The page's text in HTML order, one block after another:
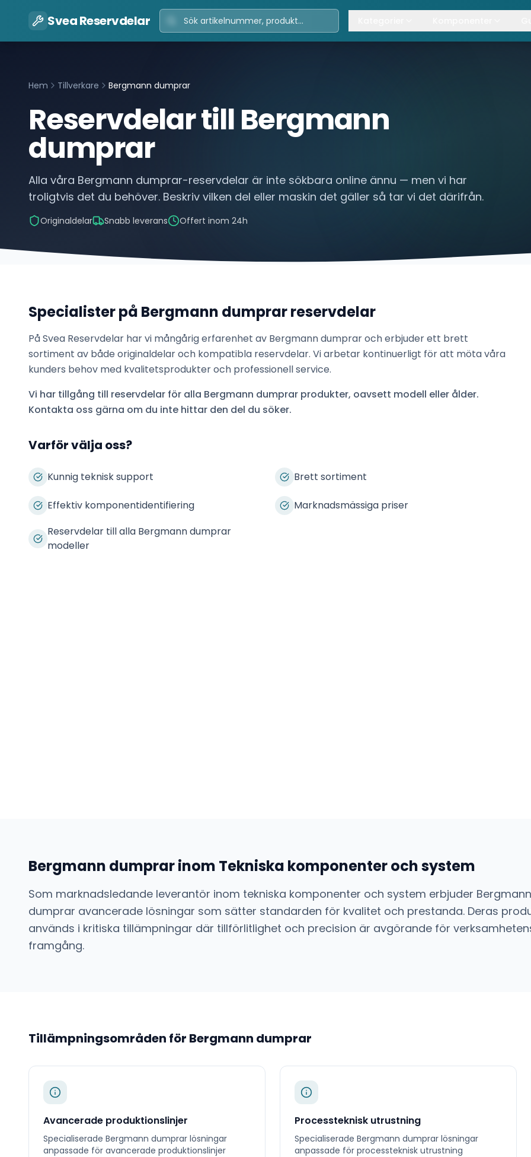
Svea Reservdelar
Industriportar
Hissar
Processindustri
Hem Tillverkare Bergmann dumprar
Reservdelar tillBergmann
dumprar
Alla våra Bergmann dumprar-reservdelar är inte sökbara online ännu — men vi har
troligtvis det du behöver. Beskriv vilken del eller maskin det gäller så tar vi det därifrån.
Originaldelar Snabb leverans Offert inom 24h
Specialister på Bergmann dumprarreservdelar
På Svea Reservdelar har vi mångårig erfarenhet av Bergmann dumpraroch erbjuder ett brett
sortiment av både originaldelar och kompatibla reservdelar. Vi arbetar kontinuerligt för att möta våra
kunders behov med kvalitetsprodukter och professionell service.
Vi har tillgång till reservdelar för alla Bergmann dumprar produkter, oavsett modell eller ålder.
Kontakta oss gärna om du inte hittar den del du söker.
Varför välja oss?
Kunnig teknisk support Brett sortiment
Effektiv komponentidentifiering
Marknadsmässiga priser
Reservdelar till alla Bergmann dumprar
modeller
Bergmann dumprarinom Tekniska komponenter och system
Som marknadsledande leverantör inom tekniska komponenter och system erbjuder Bergmann
dumprar avancerade lösningar som sätter standarden för kvalitet och prestanda. Deras
används i kritiska tillämpningar där tillförlitlighet och precision är avgörande för
framgång.
Tillämpningsområden för Bergmann dumprar
Avancerade produktionslinjer
Specialiserade Bergmann dumprar lösningar
anpassade för avancerade produktionslinjer
Processteknisk utrustning
Specialiserade Bergmann dumprar lösningar
anpassade för processteknisk utrustning